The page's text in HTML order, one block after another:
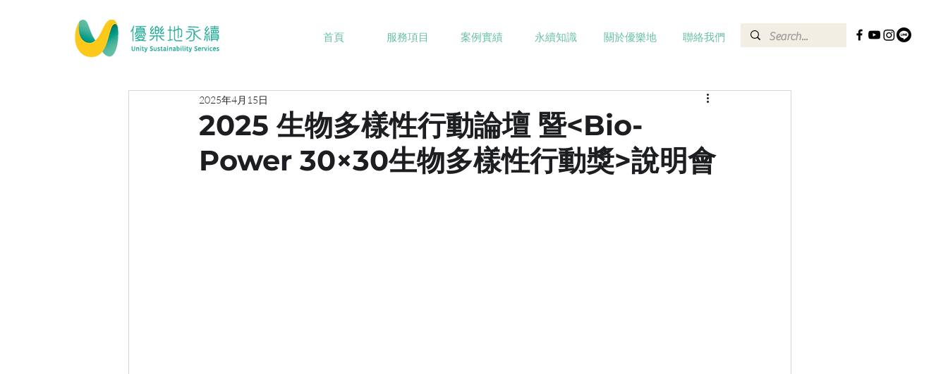
首頁 服務項目 案例實績 永續知識 關於優樂地 聯絡我們
2025 生物多樣性行動論壇 暨<Bio-
Power 30×30生物多樣性行動獎>說明會
2025年4月15日